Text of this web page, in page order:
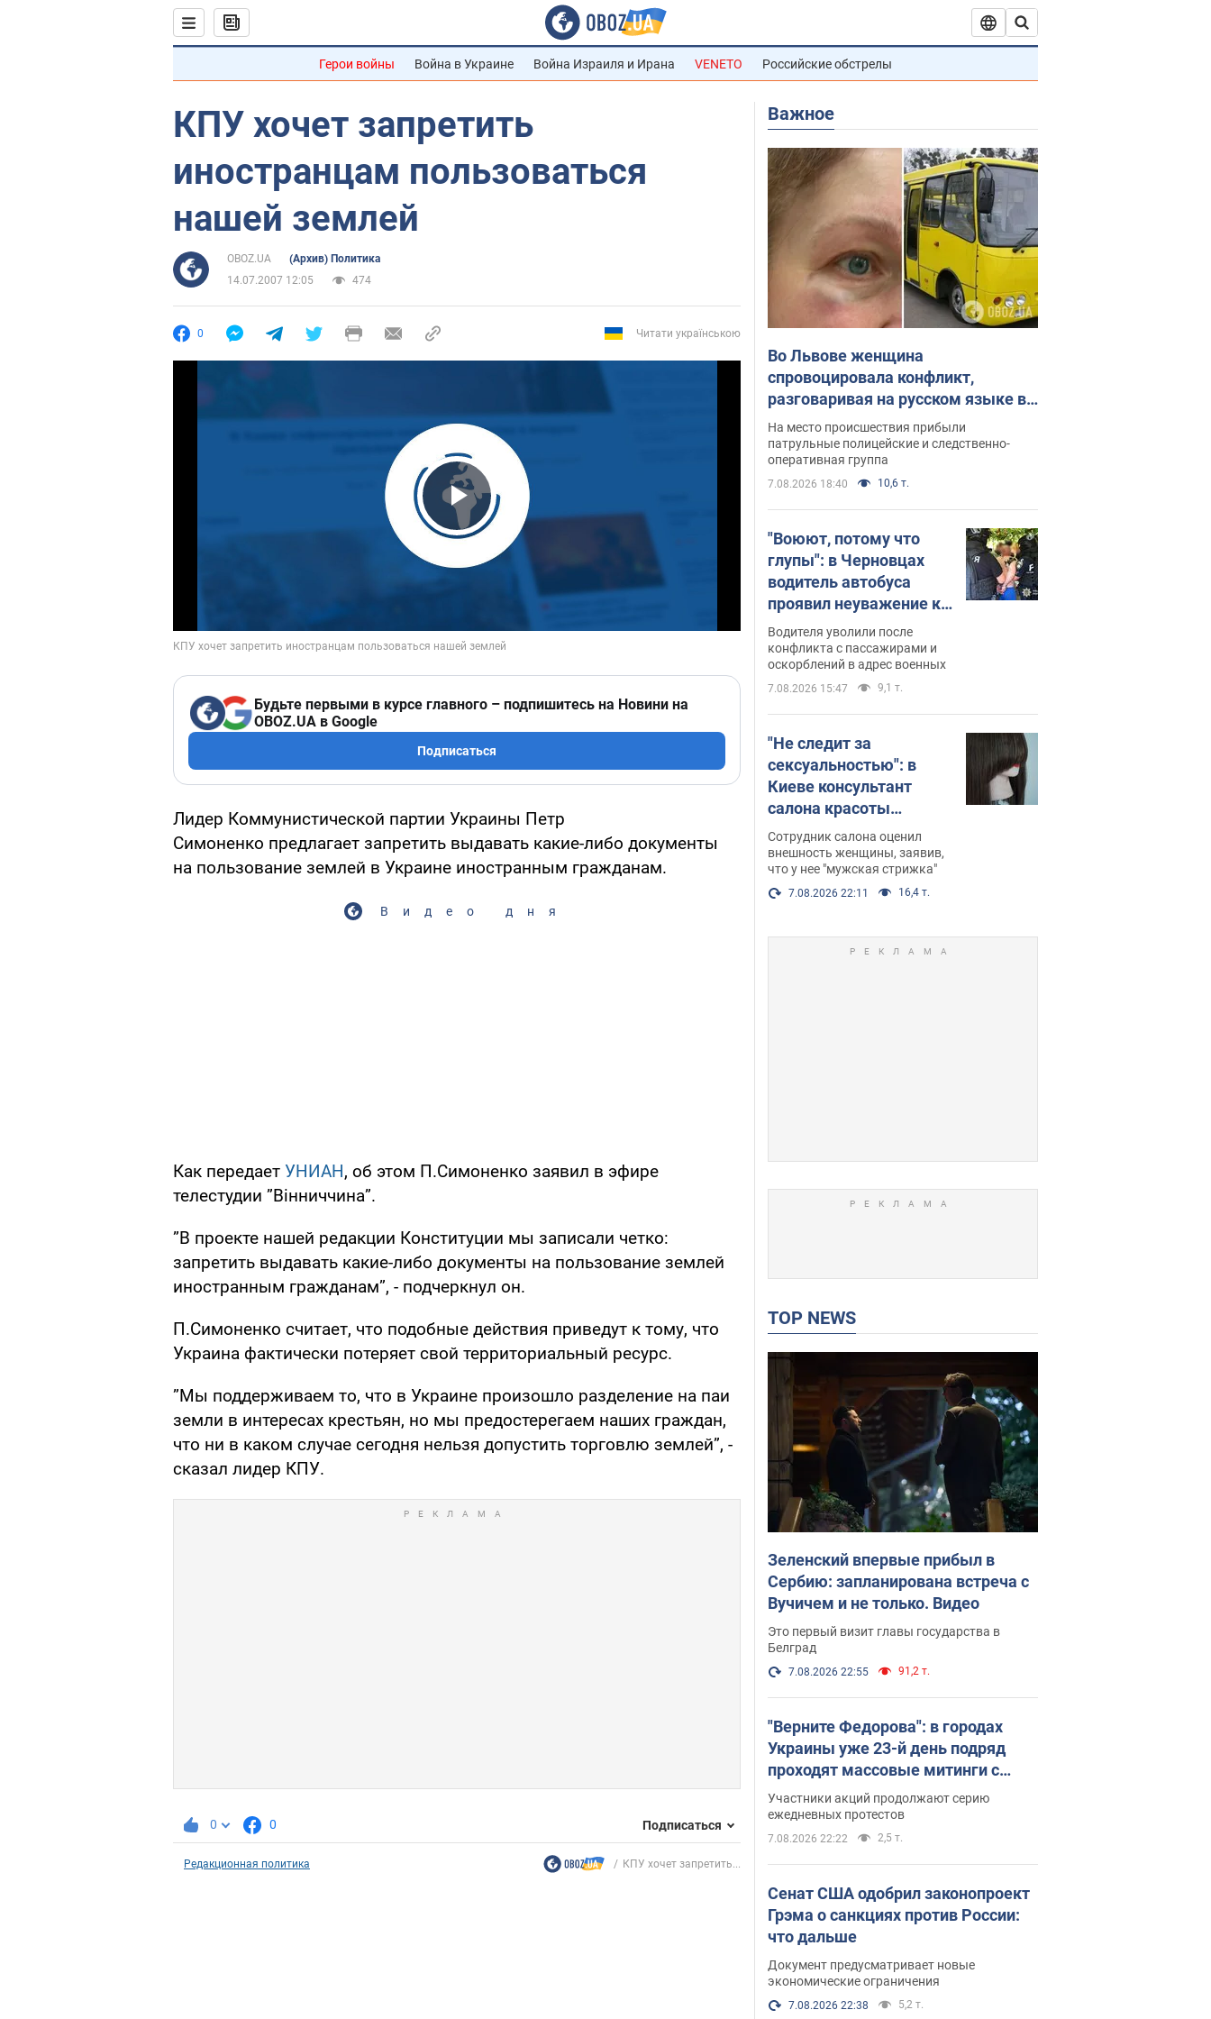
Герои войны Война в Украине Война Израиля и Ирана VENETO Российские обстрелы
КПУ хочет запретить
иностранцам пользоваться
нашей землей
OBOZ.UA
(Архив) Политика
14.07.2007 12:05
474
0 Читати українською
Play Video
Будьте первыми в курсе главного – подпишитесь на Новини на
OBOZ.UA в Google
Подписаться
Лидер Коммунистической партии Украины Петр
Симоненко предлагает запретить выдавать какие-либо документы
на пользование землей в Украине иностранным гражданам.
Видео дня
Как передает УНИАН, об этом П.Симоненко заявил в эфире
телестудии ”Вінниччина”.
”В проекте нашей редакции Конституции мы записали четко:
запретить выдавать какие-либо документы на пользование землей
иностранным гражданам”, - подчеркнул он.
П.Симоненко считает, что подобные действия приведут к тому, что
Украина фактически потеряет свой территориальный ресурс.
”Мы поддерживаем то, что в Украине произошло разделение на паи
земли в интересах крестьян, но мы предостерегаем наших граждан,
что ни в каком случае сегодня нельзя допустить торговлю землей”, -
сказал лидер КПУ.
0 0 Подписаться
Редакционная политика КПУ хочет запретить...
Важное
Во Львове женщина
спровоцировала конфликт,
разговаривая на русском языке в
маршрутке: полиция составила
административный протокол.
Видео
На место происшествия прибыли
патрульные полицейские и следственно-
оперативная группа
7.08.2026 18:40 10,6 т.
"Воюют, потому что
глупы": в Черновцах
водитель автобуса
проявил неуважение к
украинским военным и
поплатился за это.
Видео
Водителя уволили после
конфликта с пассажирами и
оскорблений в адрес военных
7.08.2026 15:47 9,1 т.
"Не следит за
сексуальностью": в
Киеве консультант
салона красоты
оскорбил женщину
после химиотерапии,
разгорелся скандал.
Фото
Сотрудник салона оценил
внешность женщины, заявив,
что у нее "мужская стрижка"
7.08.2026 22:11 16,4 т.
TOP NEWS
Зеленский впервые прибыл в
Сербию: запланирована встреча с
Вучичем и не только. Видео
Это первый визит главы государства в
Белград
7.08.2026 22:55 91,2 т.
"Верните Федорова": в городах
Украины уже 23-й день подряд
проходят массовые митинги с
плакатами. Фото и видео
Участники акций продолжают серию
ежедневных протестов
7.08.2026 22:22 2,5 т.
Сенат США одобрил законопроект
Грэма о санкциях против России:
что дальше
Документ предусматривает новые
экономические ограничения
7.08.2026 22:38 5,2 т.